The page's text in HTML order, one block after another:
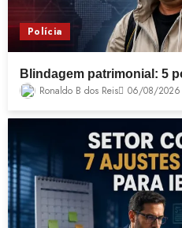
Polícia
Blindagem patrimonial: 5
Ronaldo B dos Reis 06/08/2026